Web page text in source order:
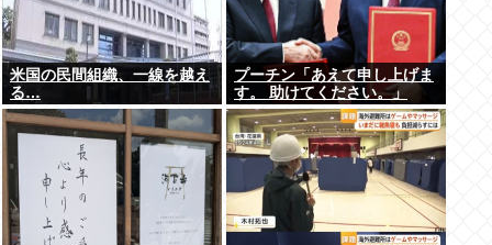
米国の民間組織、一線を越え
る…
プーチン「あえて申し上げま
す。 助けてください。」